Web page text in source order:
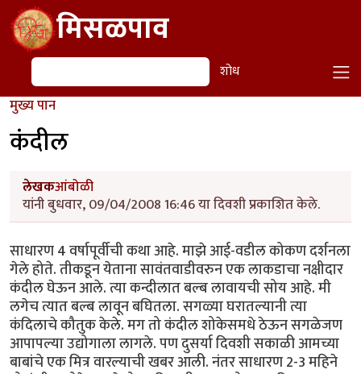
Skip to main contentमिसळपाव
शोध शोध
मुख्य पान
कंदील
लेखकआंबोळी
यांनी बुधवार, 09/04/2008 16:46 या दिवशी प्रकाशित केले.
साधारण 4 वर्षापूर्वीची कथा आहे. माझे आई-वडील कोकण दर्शनला
गेले होते. तीकडून येताना सावंतवाडीवरुन एक लाकडाचा नक्षीदार
कंदील घेऊन आले. त्या कन्दीलात बल्ब लावायची सोय आहे. मी
लगेच त्यात बल्ब लावून बघितला. सगळ्या घरातल्यानी त्या
कंदिलाचे कौतुक केले. मग तो कंदील शोकेसमधे ठेऊन सगळेजण
आपापल्या उद्योगाला लागले. पण दुसर्या दिवशी सकाळी आमच्या
बाबांचे एक मित्र वारल्याची खबर आली. नंतर साधारण 2-3 महिने